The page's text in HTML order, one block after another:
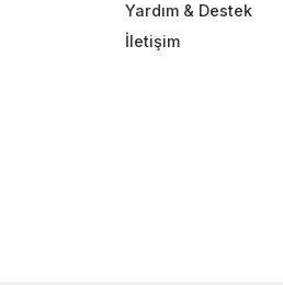
Yardım & Destek
İletişim